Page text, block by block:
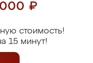
₽
стоимость!
15 минут!